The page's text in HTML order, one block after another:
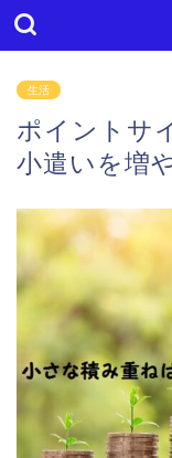
生活
ポイントサ
小遣いを増